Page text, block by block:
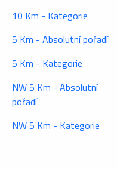
10 Km - Kategorie
5 Km - Absolutní pořadí
5 Km - Kategorie
NW 5 Km - Absolutní
pořadí
NW 5 Km - Kategorie